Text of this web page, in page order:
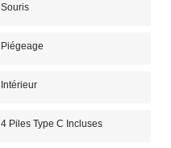
Souris
Piégeage
Intérieur
4 Piles Type C Incluses